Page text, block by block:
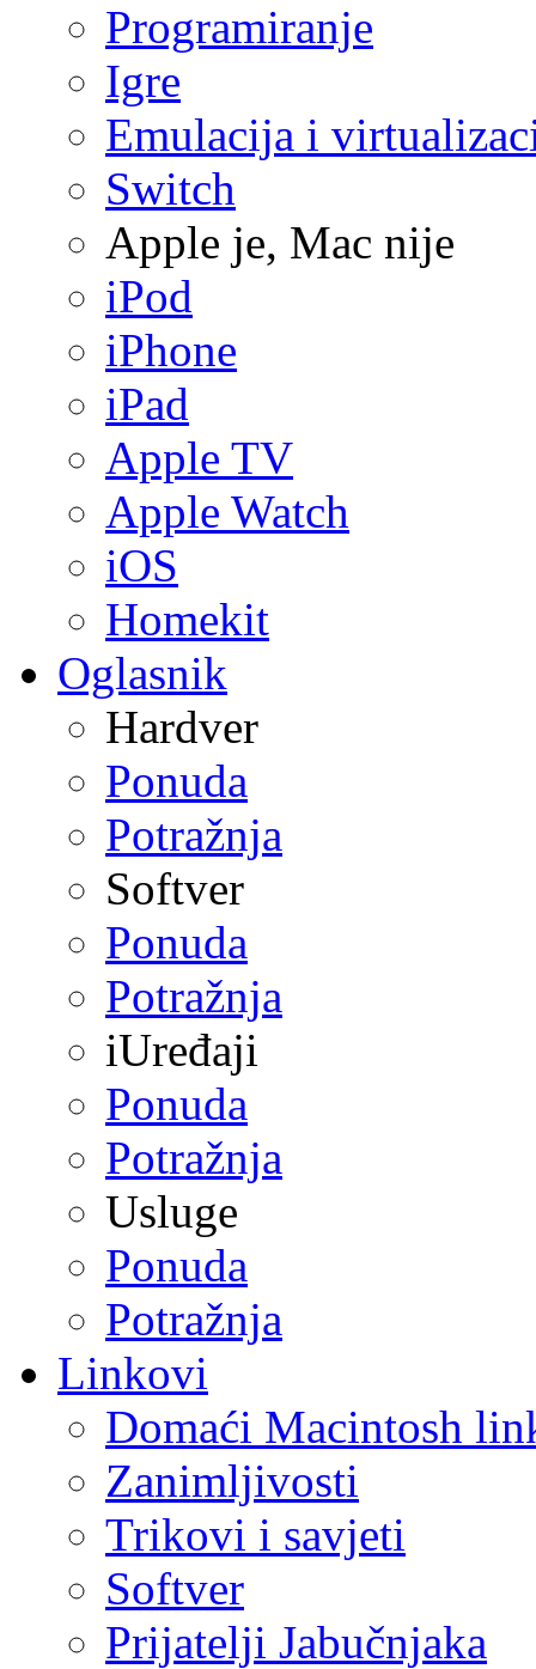
Programiranje
Igre
Emulacija i
Switch
Apple je, Mac nije
iPod
iPhone
iPad
Apple TV
Apple Watch
iOS
Homekit
Oglasnik
Hardver
Ponuda
Potražnja
Softver
Ponuda
Potražnja
iUređaji
Ponuda
Potražnja
Usluge
Ponuda
Potražnja
Linkovi
Domaći Macintosh
Zanimljivosti
Trikovi i savjeti
Softver
Prijatelji Jabučnjaka